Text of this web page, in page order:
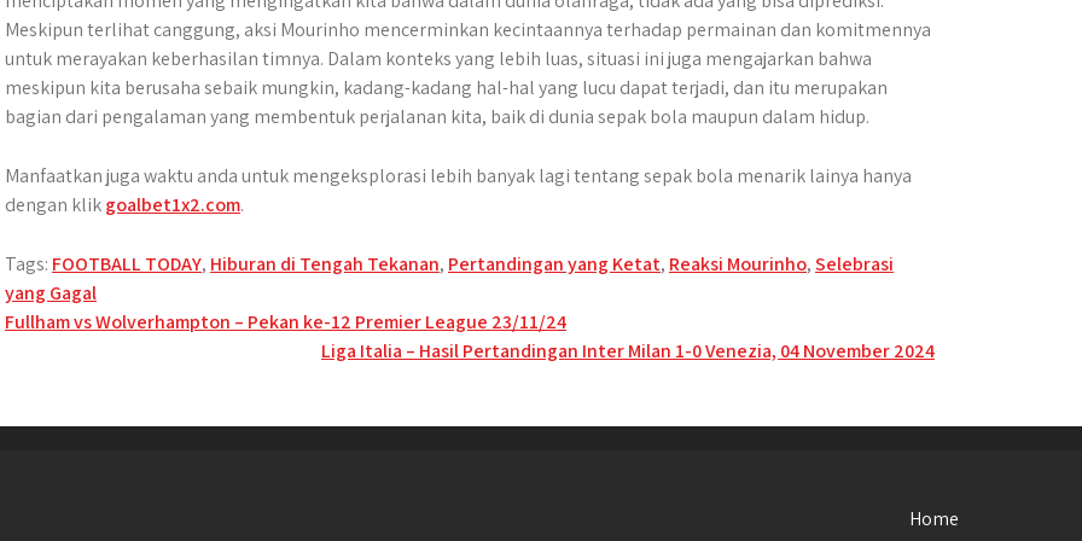
Meskipun terlihat canggung, aksi Mourinho mencerminkan kecintaannya terhadap permainan dan komitmennya
untuk merayakan keberhasilan timnya. Dalam konteks yang lebih luas, situasi ini juga mengajarkan bahwa
meskipun kita berusaha sebaik mungkin, kadang-kadang hal-hal yang lucu dapat terjadi, dan itu merupakan
bagian dari pengalaman yang membentuk perjalanan kita, baik di dunia sepak bola maupun dalam hidup.
Manfaatkan juga waktu anda untuk mengeksplorasi lebih banyak lagi tentang sepak bola menarik lainya hanya
dengan klikgoalbet1x2.com.
Tags: FOOTBALL TODAY, Hiburan di Tengah Tekanan, Pertandingan yang Ketat, Reaksi Mourinho,Selebrasi
yang Gagal
Post
Fullham vs Wolverhampton – Pekan ke-12 Premier League 23/11/24
Liga Italia – Hasil Pertandingan Inter Milan 1-0 Venezia, 04 November 2024
Home